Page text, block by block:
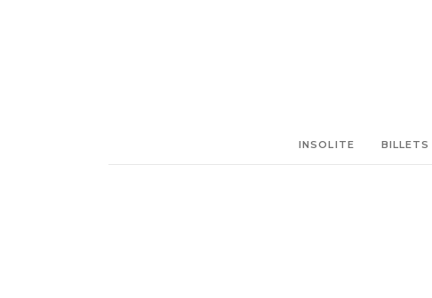
INSOLITE BILLETS